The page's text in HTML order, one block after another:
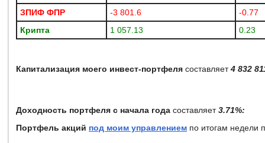
ЗПИФ ФПР
-3 801.6
-0.77
Крипта
1 057.13 0.23
Капитализация моего инвест-портфеля составляет4 832
Доходность портфеля с начала года составляет3.71%:
Портфель акций под моим управлением по итогам недели